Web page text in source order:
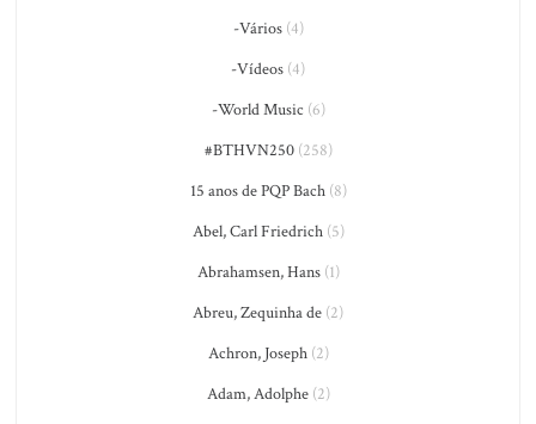
-Vários(4)
-Vídeos (4)
-World Music (6)
#BTHVN250(258)
15 anos de PQP Bach(8)
Abel, Carl Friedrich(5)
Abrahamsen, Hans(1)
Abreu, Zequinha de (2)
Achron, Joseph(2)
Adam, Adolphe(2)